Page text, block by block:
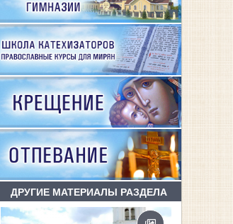
ДРУГИЕ МАТЕРИАЛЫ РАЗДЕЛА